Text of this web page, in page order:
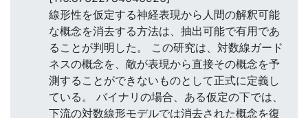
線形性を仮定する神経表現から人間の解釈可能
な概念を消去する方法は、抽出可能で有用であ
ることが判明した。 この研究は、対数線ガード
ネスの概念を、敵が表現から直接その概念を予
測することができないものとして正式に定義し
ている。 バイナリの場合、ある仮定の下では、
下流の対数線形モデルでは消去された概念を復